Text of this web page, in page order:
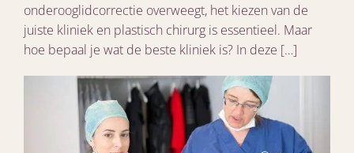
onderooglidcorrectie overweegt, het kiezen van de
juiste kliniek en plastisch chirurg is essentieel. Maar
hoe bepaal je wat de beste kliniek is? In deze […]